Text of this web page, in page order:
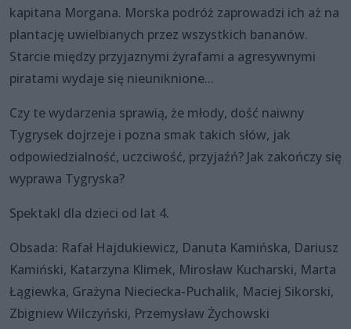
kapitana Morgana. Morska podróż zaprowadzi ich aż na
plantację uwielbianych przez wszystkich bananów.
Starcie między przyjaznymi żyrafami a agresywnymi
piratami wydaje się nieuniknione...
Czy te wydarzenia sprawią, że młody, dość naiwny
Tygrysek dojrzeje i pozna smak takich słów, jak
odpowiedzialność, uczciwość, przyjaźń? Jak zakończy się
wyprawa Tygryska?
Spektakl dla dzieci od lat 4.
Obsada: Rafał Hajdukiewicz, Danuta Kamińska, Dariusz
Kamiński, Katarzyna Klimek, Mirosław Kucharski, Marta
Łągiewka, Grażyna Nieciecka-Puchalik, Maciej Sikorski,
Zbigniew Wilczyński, Przemysław Żychowski